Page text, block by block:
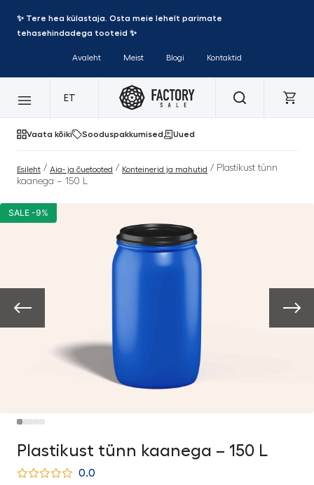
✨ Tere hea külastaja. Osta meie lehelt parimate
tehasehindadega tooteid ✨
Avaleht Meist Blogi Kontaktid
ET
Vaata kõiki Sooduspakkumised Uued
Esileht / Aia- ja õuetooted / Konteinerid ja mahutid / Plastikust tünn
kaanega – 150 L
SALE -9%
Plastikust tünn kaanega – 150 L
0.0